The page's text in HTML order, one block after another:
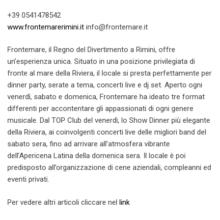
+39 0541478542
www.frontemarerimini.it info@frontemare.it
Frontemare, il Regno del Divertimento a Rimini, offre
un’esperienza unica. Situato in una posizione privilegiata di
fronte al mare della Riviera, il locale si presta perfettamente per
dinner party, serate a tema, concerti live e dj set. Aperto ogni
venerdì, sabato e domenica, Frontemare ha ideato tre format
differenti per accontentare gli appassionati di ogni genere
musicale. Dal TOP Club del venerdì, lo Show Dinner più elegante
della Riviera, ai coinvolgenti concerti live delle migliori band del
sabato sera, fino ad arrivare all’atmosfera vibrante
dell’Apericena Latina della domenica sera. Il locale è poi
predisposto all’organizzazione di cene aziendali, compleanni ed
eventi privati.
Per vedere altri articoli cliccare nel link